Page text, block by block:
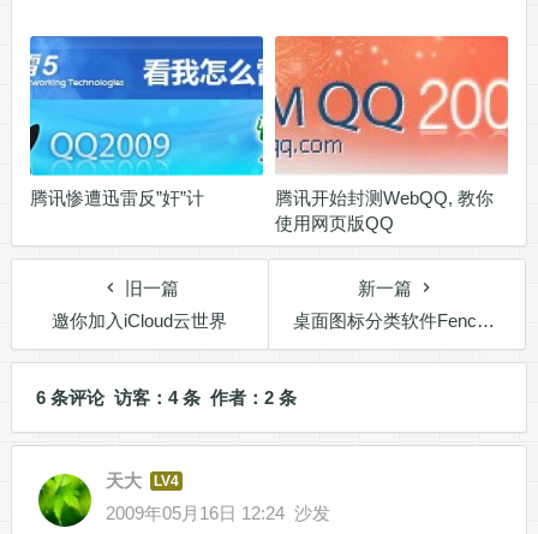
腾讯惨遭迅雷反”奸”计
腾讯开始封测WebQQ, 教你
使用网页版QQ
旧一篇
邀你加入iCloud云世界
新一篇
桌面图标分类软件Fences的缺点
6 条评论 访客：4 条 作者：2 条
天大 LV4
2009年05月16日 12:24 沙发